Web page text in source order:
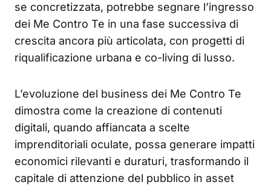
se concretizzata, potrebbe segnare l’ingresso
dei Me Contro Te in una fase successiva di
crescita ancora più articolata, con progetti di
riqualificazione urbana e co-living di lusso.
L’evoluzione del business dei Me Contro Te
dimostra come la creazione di contenuti
digitali, quando affiancata a scelte
imprenditoriali oculate, possa generare impatti
economici rilevanti e duraturi, trasformando il
capitale di attenzione del pubblico in asset